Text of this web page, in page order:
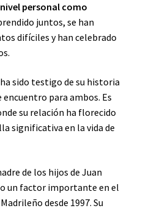
personal como
juntos, se han
difíciles y han celebrado
sido testigo de su historia
encuentro para ambos. Es
su relación ha florecido
significativa en la vida de
de los hijos de Juan
un factor importante en el
desde 1997. Su